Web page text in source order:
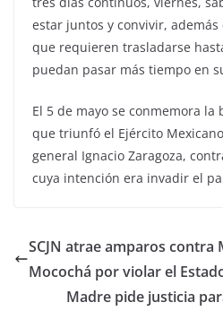
estar juntos y convivir,
que requieren trasladarse
puedan pasar más tiempo en
El 5 de mayo se conmemora la
que triunfó el Ejército
general Ignacio Zaragoza,
cuya intención era invadir el
SCJN atrae amparos contra
Mocochá por violar el
Madre pide justicia